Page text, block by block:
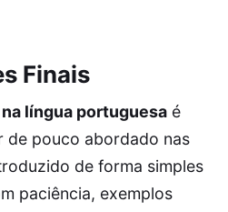
Finais
língua portuguesaé
de pouco abordado nas
de forma simples
paciência, exemplos